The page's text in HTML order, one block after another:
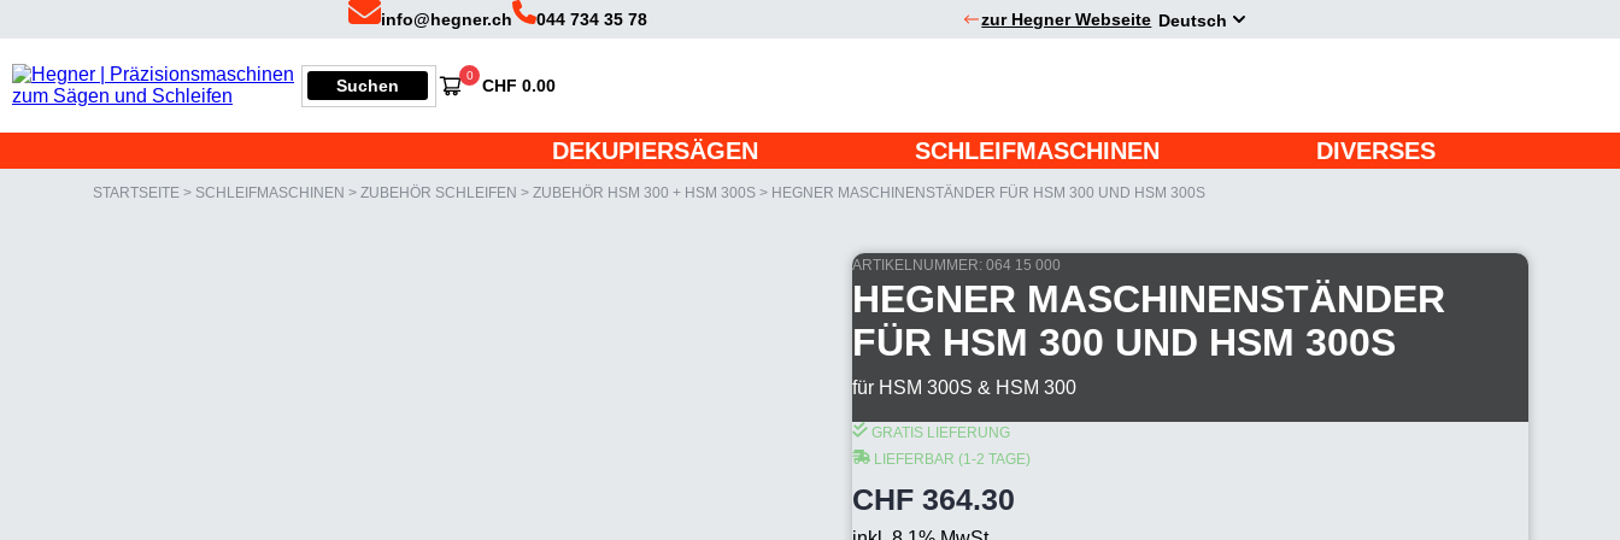
primary
navigation
main
content
info@hegner.ch 044 734 35 78 zur Hegner Webseite Deutsch
|
0
CHF 0.00
Suchen
nach:
Suchen
DEKUPIERSÄGEN SCHLEIFMASCHINEN DIVERSES
STARTSEITE> SCHLEIFMASCHINEN > ZUBEHÖR SCHLEIFEN > ZUBEHÖR HSM 300 + HSM 300S> HEGNER MASCHINENSTÄNDER FÜR HSM 300 UND HSM 300S
ARTIKELNUMMER: 064 15 000
HEGNER MASCHINENSTÄNDER
FÜR HSM 300 UND HSM 300S
für HSM 300S & HSM 300
GRATIS LIEFERUNG
LIEFERBAR (1-2 TAGE)
CHF364.30
Maschinenständer
für
300